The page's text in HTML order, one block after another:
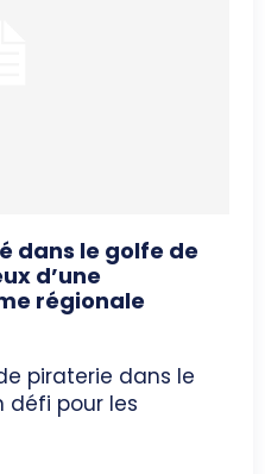
dans le golfe de
d’une
régionale
piraterie dans le
défi pour les